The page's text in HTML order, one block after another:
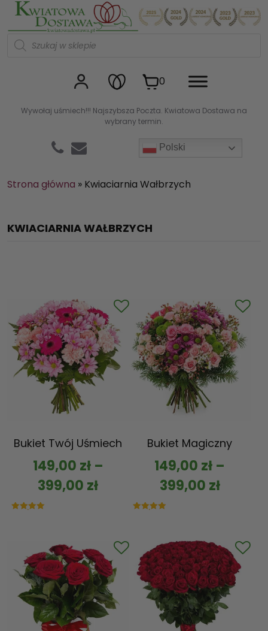
Wywołaj uśmiech!!! Najszybsza Poczta. Kwiatowa Dostawa na
wybrany termin.
Polski
Kwiaciarnia internetowa
W
d
u
w
0
Strona główna » Kwiaciarnia Wałbrzych
KWIACIARNIA WAŁBRZYCH
Bukiet Twój Uśmiech
149,00 zł–
399,00 zł
Bukiet Magiczny
149,00 zł –
399,00 zł